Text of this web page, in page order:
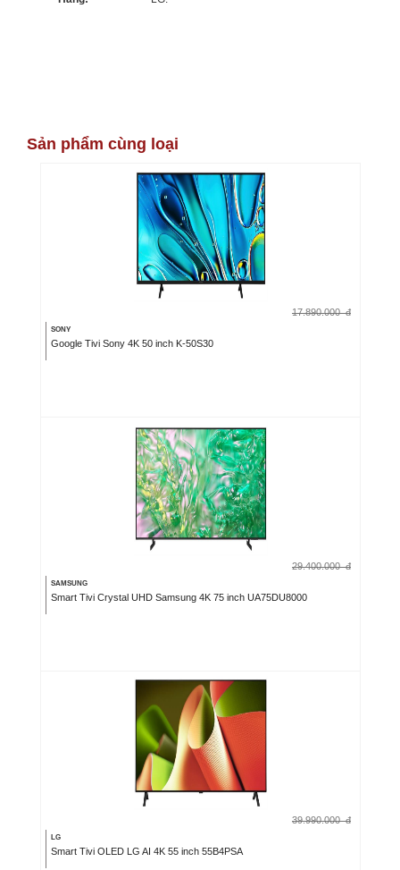
Sản phẩm cùng loại
17.890.000 đ
SONY
Google Tivi Sony 4K 50 inch K-50S30
29.400.000 đ
SAMSUNG
Smart Tivi Crystal UHD Samsung 4K 75 inch UA75DU8000
39.990.000 đ
LG
Smart Tivi OLED LG AI 4K 55 inch 55B4PSA